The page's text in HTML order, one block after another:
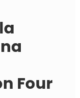
Four